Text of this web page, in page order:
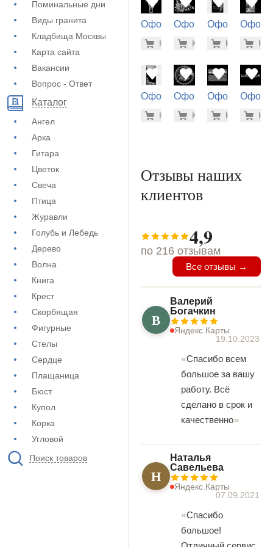
Поминальные дни
Виды гранита
Кладбища Москвы
Карта сайта
Вакансии
Вопрос - Ответ
Каталог
Ангел
Арка
Гитара
Цветок
Свеча
Птица
Журавли
Голубь и Лебедь
Дерево
Волна
Книга
Крест
Скорбящая
Фигурные
Стелы
Сердце
Плащаница
Бюст
Купол
Корка
Угловой
Поиск товаров
Оформление
(71-360)
-7% 500 руб.
Купить
Оформление
(71-666)
-7%
Купить
Оформление
(72-628)
-
Купить(71-
Оформление
(72-772)
-7% 5.600
Купить
Оформление
(71-924)
-7%
Купить
Оформление
(73-560)
-
Купить(72-
Отзывы наших
клиентов
4,9
по 216 отзывам
Все отзывы →
В
Валерий
Богачкин
Яндекс.Карты
19.10.2023
Спасибо всем
большое за вашу
работу. Всё
сделано в срок и
качественно
Н
Наталья
Савельева
Яндекс.Карты
07.09.2021
Спасибо
большое!